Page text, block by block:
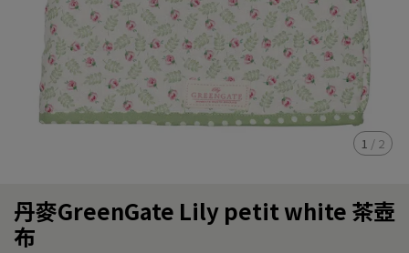
1 / 2
丹麥GreenGate Lily petit white 茶壺
布